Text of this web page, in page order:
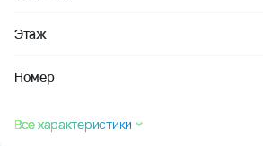
Этаж
Номер
Все характеристики